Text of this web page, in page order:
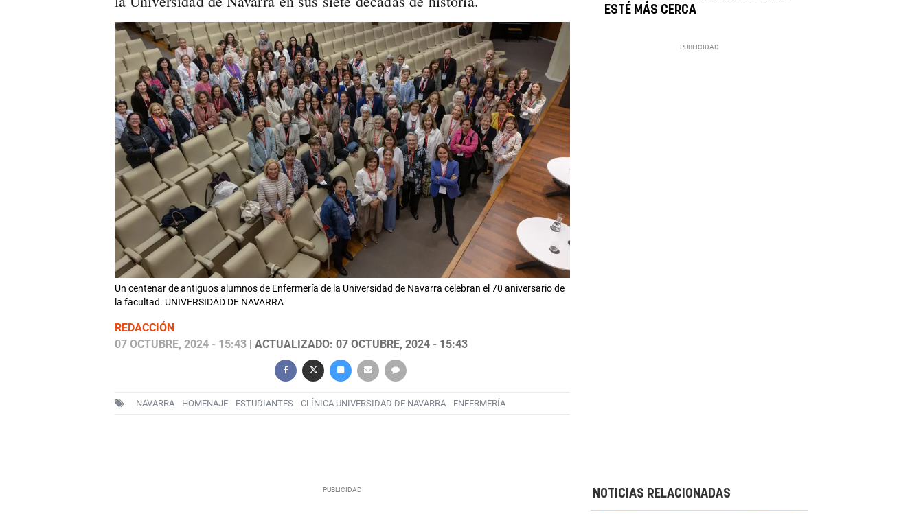
Un centenar de antiguos alumnos de Enfermería de la Universidad de Navarra celebran el 70 aniversario de
la facultad. UNIVERSIDAD DE NAVARRA
REDACCIÓN
07 OCTUBRE, 2024 - 15:43| ACTUALIZADO: 07 OCTUBRE, 2024 - 15:43
NAVARRA HOMENAJE ESTUDIANTES CLÍNICA UNIVERSIDAD DE NAVARRA ENFERMERÍA
ESTÉ MÁS CERCA
NOTICIAS RELACIONADAS